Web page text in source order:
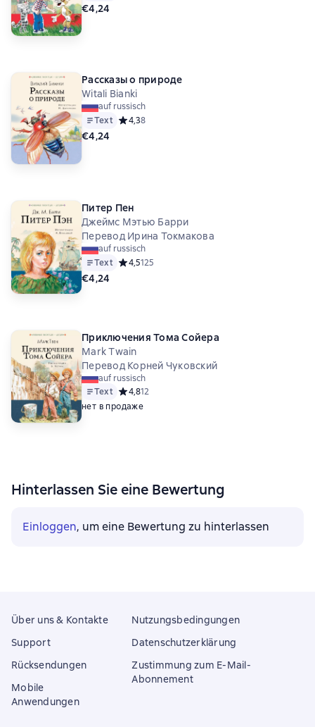
€4,24
Рассказы о природе
Witali Bianki
auf russisch
Text Средний рейтинг 4,3 на основе 8 оценок
4,38
€4,24
Питер Пен
Джеймс Мэтью Барри
Перевод Ирина Токмакова
auf russisch
Text Средний рейтинг 4,5 на основе 125 оценок
4,5125
€4,24
Приключения Тома Сойера
Mark Twain
Перевод Корней Чуковский
auf russisch
Text Средний рейтинг 4,8 на основе 12 оценок
4,812
нет в продаже
Hinterlassen Sie eine Bewertung
Einloggen, um eine Bewertung zu hinterlassen
Über uns & Kontakte
Support
Rücksendungen
Mobile
Anwendungen
Nutzungsbedingungen
Datenschutzerklärung
Zustimmung zum E-Mail-
Abonnement